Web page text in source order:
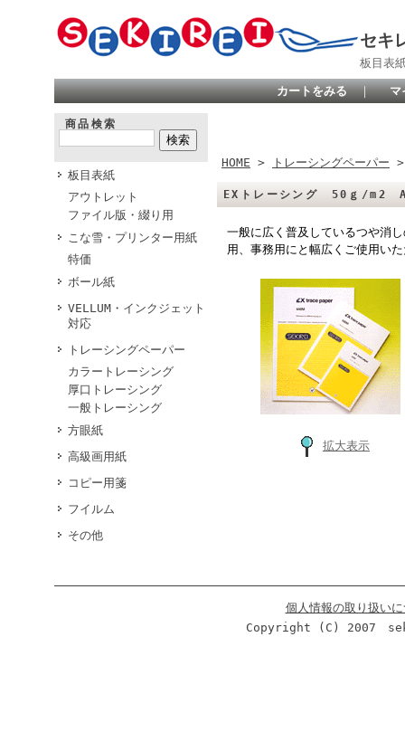
セキ
板目表
カートをみる ｜ マ
商品検索
板目表紙
アウトレット
ファイル版・綴り用
こな雪・プリンター用紙
特価
ボール紙
VELLUM・インクジェット
対応
トレーシングペーパー
カラートレーシング
厚口トレーシング
一般トレーシング
方眼紙
高級画用紙
コピー用箋
フイルム
その他
HOME > トレーシングペーパー
EXトレーシング 50ｇ/
一般に広く普及しているつや消
用、事務用にと幅広くご使用い
拡大表示
個人情報の取り扱い
Copyright (C) 2007